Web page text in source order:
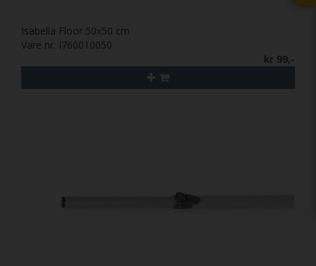
Isabella Floor 50x50 cm
Vare nr. I760010050
kr 99,-